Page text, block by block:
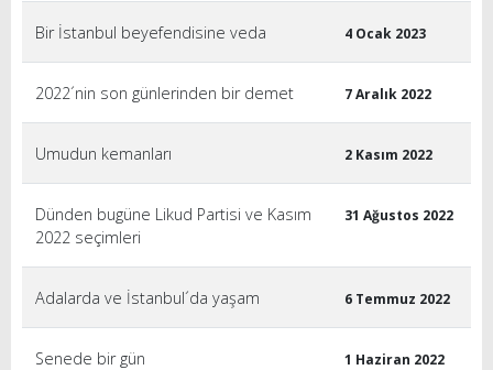
Bir İstanbul beyefendisine veda 4 Ocak 2023
2022´nin son günlerinden bir demet 7 Aralık 2022
Umudun kemanları 2 Kasım 2022
Dünden bugüne Likud Partisi ve Kasım
2022 seçimleri
31 Ağustos 2022
Adalarda ve İstanbul´da yaşam 6 Temmuz 2022
Senede bir gün 1 Haziran 2022